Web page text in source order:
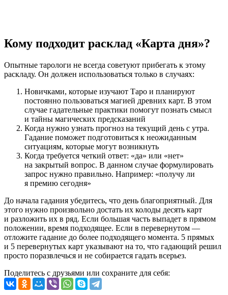
Кому подходит расклад «Карта дня»?
Опытные тарологи не всегда советуют прибегать к этому
раскладу. Он должен использоваться только в случаях:
Новичками, которые изучают Таро и планируют
постоянно пользоваться магией древних карт. В этом
случае гадательные практики помогут познать смысл
и тайны магических предсказаний
Когда нужно узнать прогноз на текущий день с утра.
Гадание поможет подготовиться к неожиданным
ситуациям, которые могут возникнуть
Когда требуется четкий ответ: «да» или «нет»
на закрытый вопрос. В данном случае формулировать
запрос нужно правильно. Например: «получу ли
я премию сегодня»
До начала гадания убедитесь, что день благоприятный. Для
этого нужно произвольно достать их колоды десять карт
и разложить их в ряд. Если большая часть выпадет в прямом
положении, время подходящее. Если в перевернутом —
отложите гадание до более подходящего момента. 5 прямых
и 5 перевернутых карт указывают на то, что гадающий решил
просто поразвлечься и не собирается гадать всерьез.
Поделитесь с друзьями или сохраните для себя: